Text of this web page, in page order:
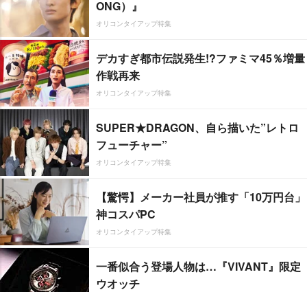
ONG）』
オリコンタイアップ特集
デカすぎ都市伝説発生!?ファミマ45％増量
作戦再来
オリコンタイアップ特集
SUPER★DRAGON、自ら描いた”レトロ
フューチャー”
オリコンタイアップ特集
【驚愕】メーカー社員が推す「10万円台」
神コスパPC
オリコンタイアップ特集
一番似合う登場人物は…『VIVANT』限定
ウオッチ